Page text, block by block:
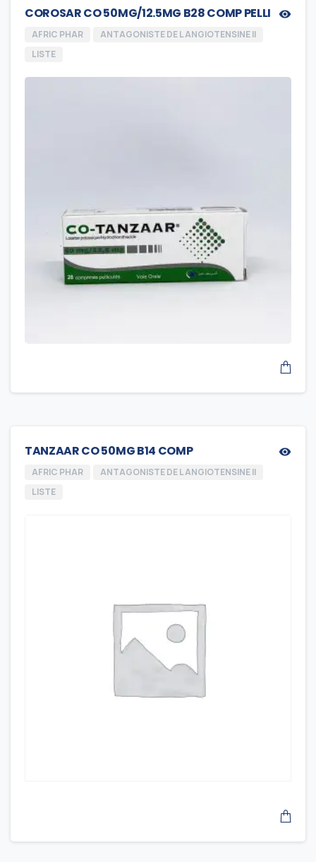
COROSAR CO 50MG/12.5MG B28 COMP PELLI
AFRIC PHAR
ANTAGONISTE DE L ANGIOTENSINE II
LISTE
TANZAAR CO 50MG B14 COMP
AFRIC PHAR
ANTAGONISTE DE L ANGIOTENSINE II
LISTE